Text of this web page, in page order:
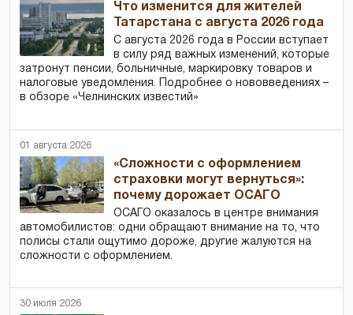
Что изменится для жителей
Татарстана с августа 2026 года
С августа 2026 года в России вступает
в силу ряд важных изменений, которые
затронут пенсии, больничные, маркировку товаров и
налоговые уведомления. Подробнее о нововведениях –
в обзоре «Челнинских известий»
01 августа 2026
«Сложности с оформлением
страховки могут вернуться»:
почему дорожает ОСАГО
ОСАГО оказалось в центре внимания
автомобилистов: одни обращают внимание на то, что
полисы стали ощутимо дороже, другие жалуются на
сложности с оформлением.
30 июля 2026